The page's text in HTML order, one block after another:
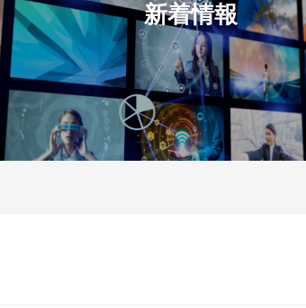
新着情報